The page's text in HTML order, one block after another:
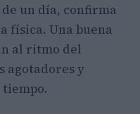
un día, confirma
física. Una buena
al ritmo del
y